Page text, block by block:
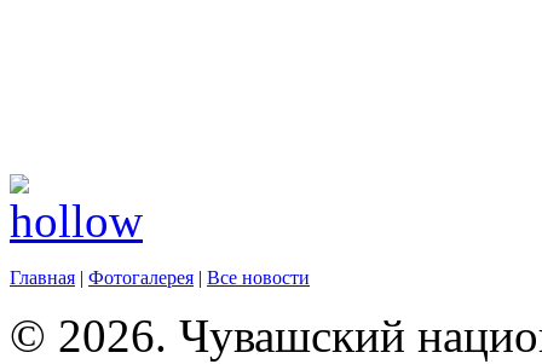
Главная | Фотогалерея | Все новости
© 2026. Чувашский